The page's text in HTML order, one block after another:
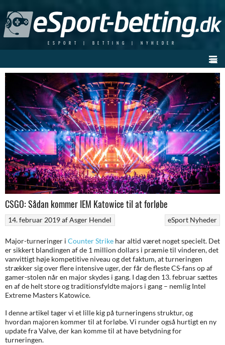
content
ESPORT | BETTING | NYHEDER
CSGO: Sådan kommer IEM Katowice til at forløbe
eSport Nyheder
14. februar 2019afAsger Hendel
Major-turneringer i Counter Strike har altid været noget specielt. Det
er sikkert blandingen af de 1 million dollars i præmie til vinderen, det
vanvittigt høje kompetitive niveau og det faktum, at turneringen
strækker sig over flere intensive uger, der får de fleste CS-fans op af
gamer-stolen når en major skydes i gang. I dag den 13. februar sættes
en af de helt store og traditionsfyldte majors i gang – nemlig Intel
Extreme Masters Katowice.
I denne artikel tager vi et lille kig på turneringens struktur, og
hvordan majoren kommer til at forløbe. Vi runder også hurtigt en ny
update fra Valve, der kan komme til at have betydning for
turneringen.